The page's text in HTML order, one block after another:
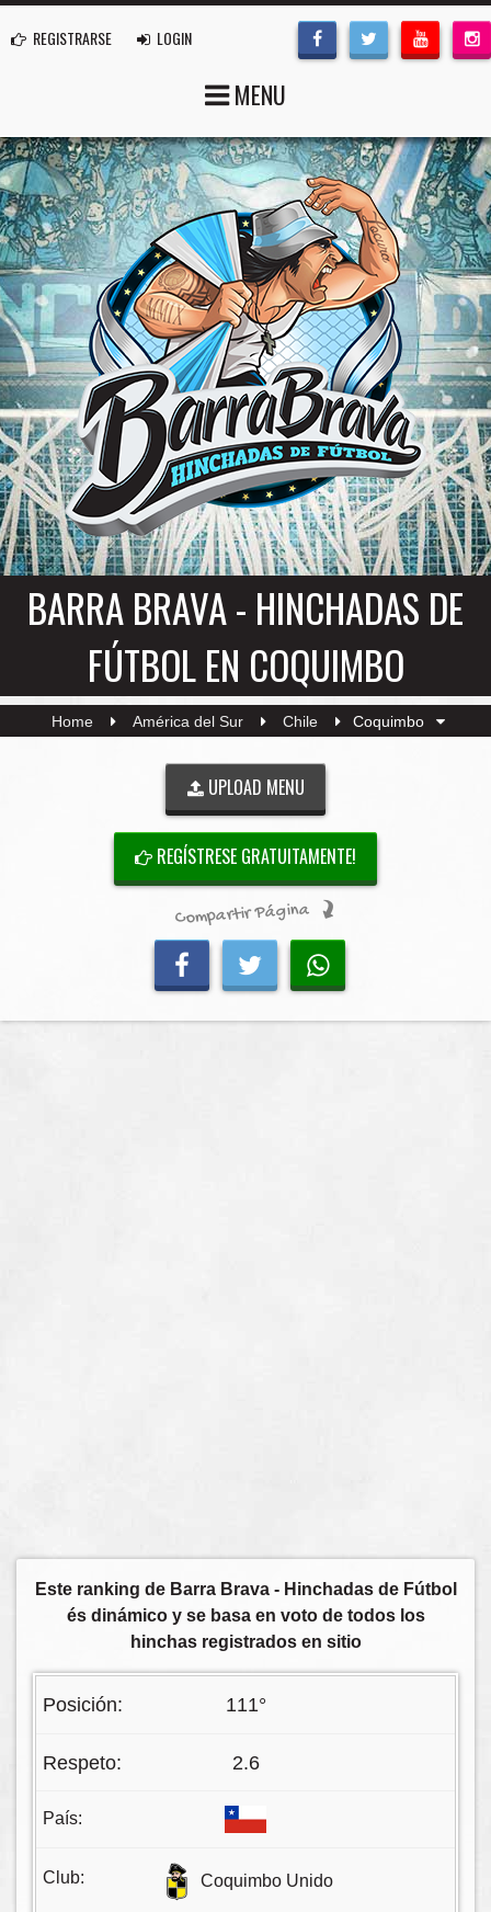
REGISTRARSE LOGIN
MENU
BARRA BRAVA - HINCHADAS DE
FÚTBOL EN COQUIMBO
Home América del Sur Chile Coquimbo
UPLOAD MENU
REGÍSTRESE GRATUITAMENTE!
Compartir Página
Este ranking de Barra Brava - Hinchadas de Fútbol
és dinámico y se basa en voto de todos los
hinchas registrados en sitio
111°
2.6
Coquimbo Unido